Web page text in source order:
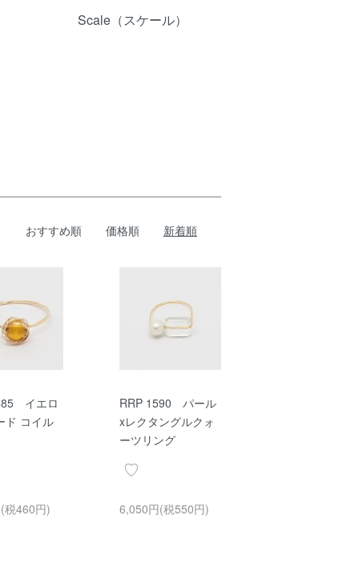
Scale（スケール）
おすすめ順 価格順 新着順
イエロ
ド コイル
税460円)
RRP 1590 パール
xレクタングルクォ
ーツリング
6,050円(税550円)